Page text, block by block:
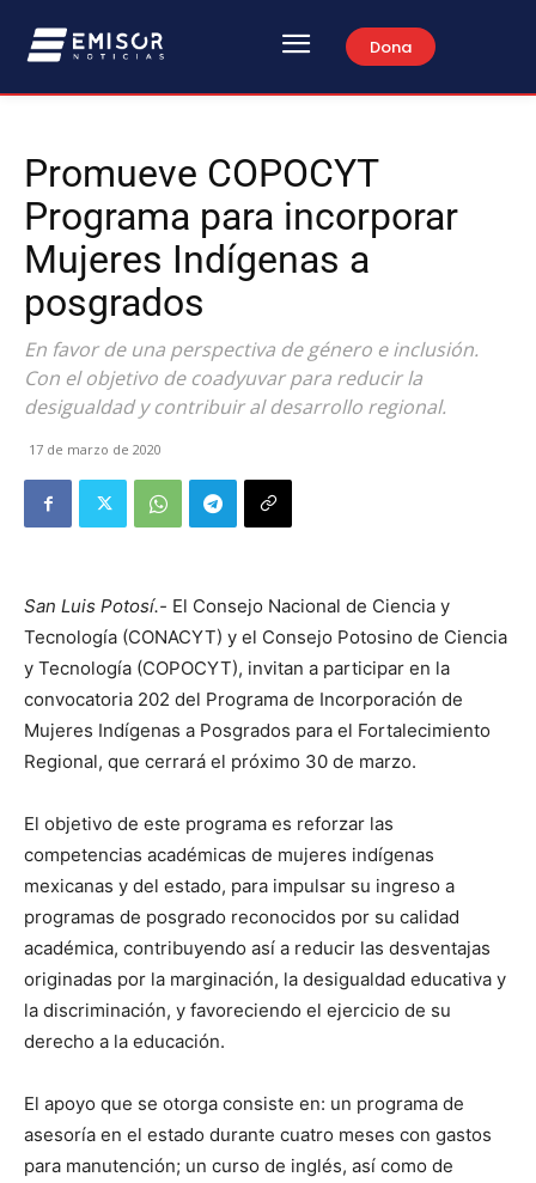
Dona
Promueve COPOCYT
Programa para incorporar
Mujeres Indígenas a
posgrados
En favor de una perspectiva de género e inclusión.
Con el objetivo de coadyuvar para reducir la
desigualdad y contribuir al desarrollo regional.
17 de marzo de 2020
San Luis Potosí.- El Consejo Nacional de Ciencia y
Tecnología (CONACYT) y el Consejo Potosino de Ciencia
y Tecnología (COPOCYT), invitan a participar en la
convocatoria 202 del Programa de Incorporación de
Mujeres Indígenas a Posgrados para el Fortalecimiento
Regional, que cerrará el próximo 30 de marzo.
El objetivo de este programa es reforzar las
competencias académicas de mujeres indígenas
mexicanas y del estado, para impulsar su ingreso a
programas de posgrado reconocidos por su calidad
académica, contribuyendo así a reducir las desventajas
originadas por la marginación, la desigualdad educativa y
la discriminación, y favoreciendo el ejercicio de su
derecho a la educación.
El apoyo que se otorga consiste en: un programa de
asesoría en el estado durante cuatro meses con gastos
para manutención; un curso de inglés, así como de